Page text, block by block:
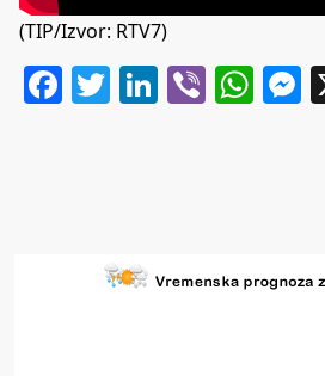
(TIP/Izvor: RTV7)
Facebook
Twitter
LinkedIn
Viber